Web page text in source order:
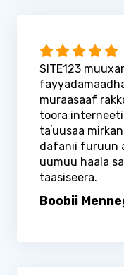
SITE123
muraasaaf
toora
taʼuusaa
dafanii furuun
uumuu haala
taasiseera.
Boobii